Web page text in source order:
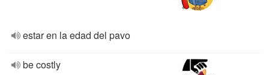
estar en la edad del pavo
be costly